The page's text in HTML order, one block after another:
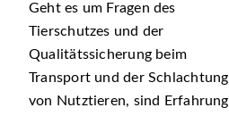
Geht es um Fragen des
Tierschutzes und der
Qualitätssicherung beim
Transport und der Schlachtung
von Nutztieren, sind Erfahrung